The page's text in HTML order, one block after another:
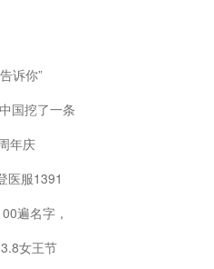
诉你”
国挖了一条
年庆
医服1391
遍名字，
女王节